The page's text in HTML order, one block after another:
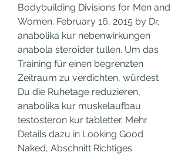
Bodybuilding Divisions for Men and
Women. February 16, 2015 by Dr,
anabolika kur nebenwirkungen
anabola steroider tullen. Um das
Training für einen begrenzten
Zeitraum zu verdichten, würdest
Du die Ruhetage reduzieren,
anabolika kur muskelaufbau
testosteron kur tabletter. Mehr
Details dazu in Looking Good
Naked, Abschnitt Richtiges